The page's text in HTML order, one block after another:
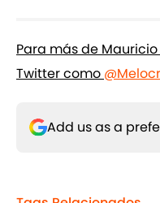
Para más de
Twitter como
Add us as a